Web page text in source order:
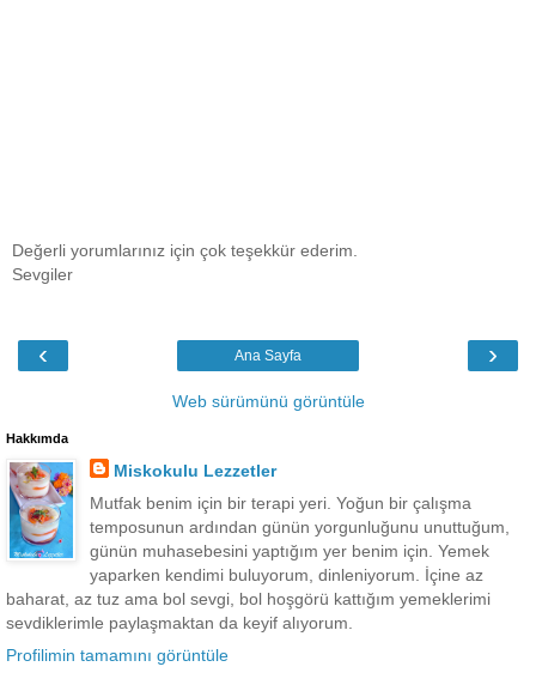
Değerli yorumlarınız için çok teşekkür ederim.
Sevgiler
‹ ›
Ana Sayfa
Web sürümünü görüntüle
Hakkımda
Miskokulu Lezzetler
Mutfak benim için bir terapi yeri. Yoğun bir çalışma
temposunun ardından günün yorgunluğunu unuttuğum,
günün muhasebesini yaptığım yer benim için. Yemek
yaparken kendimi buluyorum, dinleniyorum. İçine az
baharat, az tuz ama bol sevgi, bol hoşgörü kattığım yemeklerimi
sevdiklerimle paylaşmaktan da keyif alıyorum.
Profilimin tamamını görüntüle